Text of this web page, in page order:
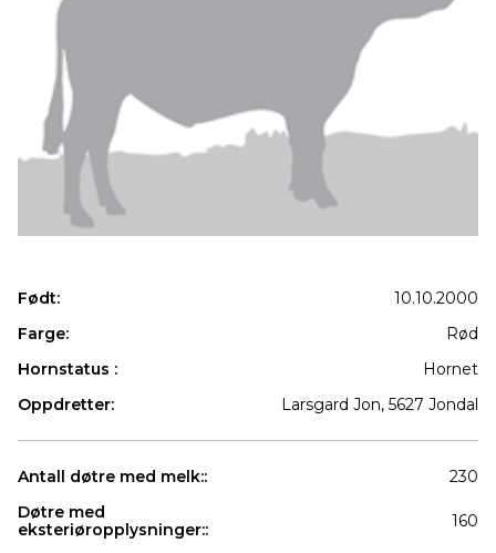
Født:
10.10.2000
Farge:
Rød
Hornstatus :
Hornet
Oppdretter:
Larsgard Jon, 5627 Jondal
Antall døtre med melk::
230
Døtre med
eksteriøropplysninger::
160